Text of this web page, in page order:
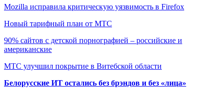
Mozilla исправила критическую уязвимость в Firefox
Новый тарифный план от МТС
90% сайтов с детской порнографией – российские и
американские
МТС улучшил покрытие в Витебской области
Белорусские ИТ остались без брэндов и без «лица»